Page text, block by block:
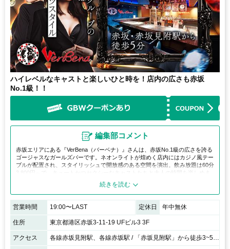
ハイレベルなキャストと楽しいひと時を！店内の広さも赤坂
No.1級！！
編集部コメント
赤坂エリアにある『VerBena（バーベナ）』さんは、赤坂No.1級の広さを誇る
ゴージャスなガールズバーです。ネオンライトが煌めく店内にはカジノ風テー
ブルが配置され、スタイリッシュで開放感のある空間を演出。飲み放題は60分
す。非日常を味わいたい方におすすめのお店です。
営業時間 19:00〜LAST 定休日 年中無休
住所 東京都港区赤坂3-11-19 UFビル3 3F
アクセス 各線赤坂見附駅、各線赤坂駅 / 「赤坂見附駅」から徒歩3~5分、「赤坂駅」出口1から3~5分